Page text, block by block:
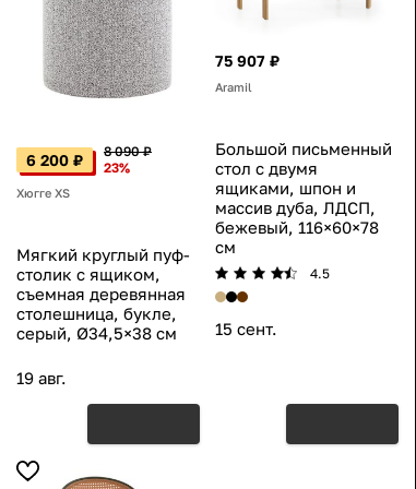
6 200 ₽
8 090 ₽
23%
Хюгге XS
Мягкий круглый пуф-
столик с ящиком,
съемная деревянная
столешница, букле,
серый, Ø34,5×38 см
19 авг.
75 907 ₽
Aramil
Большой письменный
стол с двумя
ящиками, шпон и
массив дуба, ЛДСП,
бежевый, 116×60×78
см
4.5
15 сент.